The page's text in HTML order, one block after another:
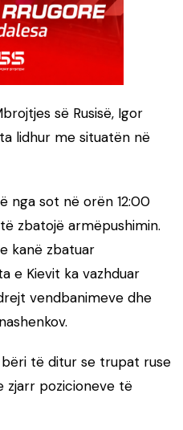
së Rusisë, Igor
lidhur me situatën në
nga sot në orën 12:00
zbatojë armëpushimin.
kanë zbatuar
e Kievit ka vazhduar
vendbanimeve dhe
bëri të ditur se trupat ruse
zjarr pozicioneve të